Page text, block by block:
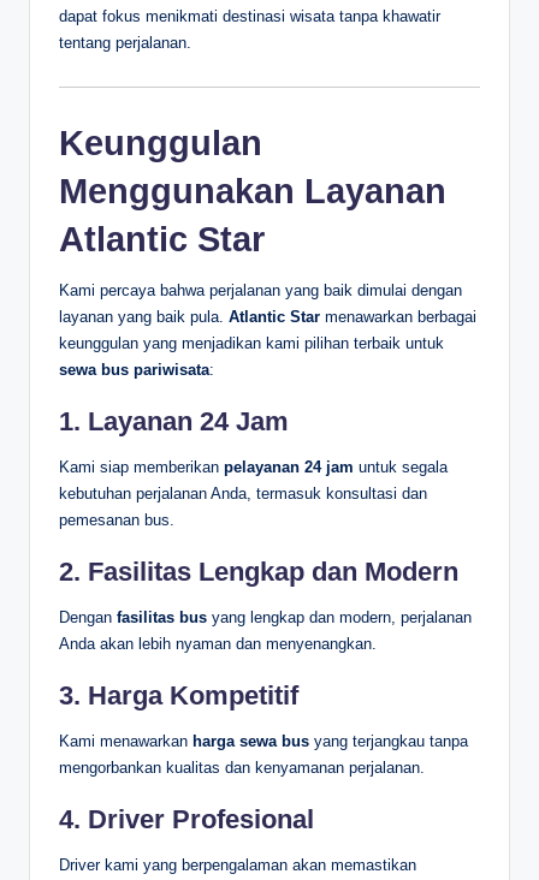
dapat fokus menikmati destinasi wisata tanpa khawatir
tentang perjalanan.
Keunggulan
Menggunakan Layanan
Atlantic Star
Kami percaya bahwa perjalanan yang baik dimulai dengan
layanan yang baik pula. Atlantic Star menawarkan berbagai
keunggulan yang menjadikan kami pilihan terbaik untuk
sewa bus pariwisata:
1. Layanan 24 Jam
Kami siap memberikan pelayanan 24 jam untuk segala
kebutuhan perjalanan Anda, termasuk konsultasi dan
pemesanan bus.
2. Fasilitas Lengkap dan Modern
Dengan fasilitas bus yang lengkap dan modern, perjalanan
Anda akan lebih nyaman dan menyenangkan.
3. Harga Kompetitif
Kami menawarkan harga sewa bus yang terjangkau tanpa
mengorbankan kualitas dan kenyamanan perjalanan.
4. Driver Profesional
Driver kami yang berpengalaman akan memastikan